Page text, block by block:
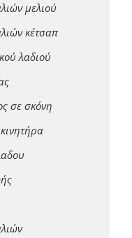
μελιού
κέτσαπ
λαδιού
σε σκόνη